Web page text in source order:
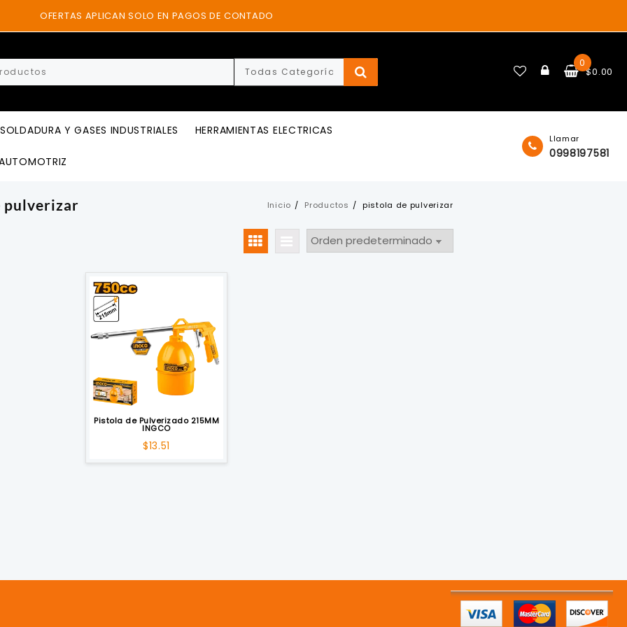
OFERTAS APLICAN SOLO EN PAGOS DE CONTADO
0
$0.00
SOLDADURA Y GASES INDUSTRIALES HERRAMIENTAS ELECTRICAS
Llamar
0998197581
pulverizar Inicio Productos pistola de pulverizar
Pistola de Pulverizado 215MM
INGCO
$13.51